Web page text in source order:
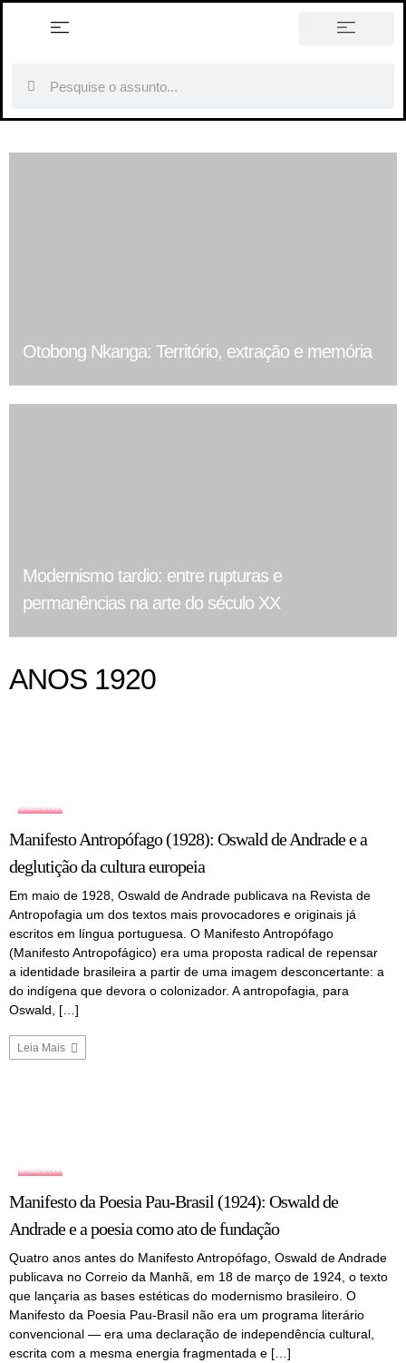
Otobong Nkanga: Território, extração e memória
Modernismo tardio: entre rupturas e
permanências na arte do século XX
ANOS 1920
COLUNA
Manifesto Antropófago (1928): Oswald de Andrade e a
deglutição da cultura europeia
Em maio de 1928, Oswald de Andrade publicava na Revista de
Antropofagia um dos textos mais provocadores e originais já
escritos em língua portuguesa. O Manifesto Antropófago
(Manifesto Antropofágico) era uma proposta radical de repensar
a identidade brasileira a partir de uma imagem desconcertante: a
do indígena que devora o colonizador. A antropofagia, para
Oswald, […]
Leia Mais
COLUNA
Manifesto da Poesia Pau-Brasil (1924): Oswald de
Andrade e a poesia como ato de fundação
Quatro anos antes do Manifesto Antropófago, Oswald de Andrade
publicava no Correio da Manhã, em 18 de março de 1924, o texto
que lançaria as bases estéticas do modernismo brasileiro. O
Manifesto da Poesia Pau-Brasil não era um programa literário
convencional — era uma declaração de independência cultural,
escrita com a mesma energia fragmentada e […]